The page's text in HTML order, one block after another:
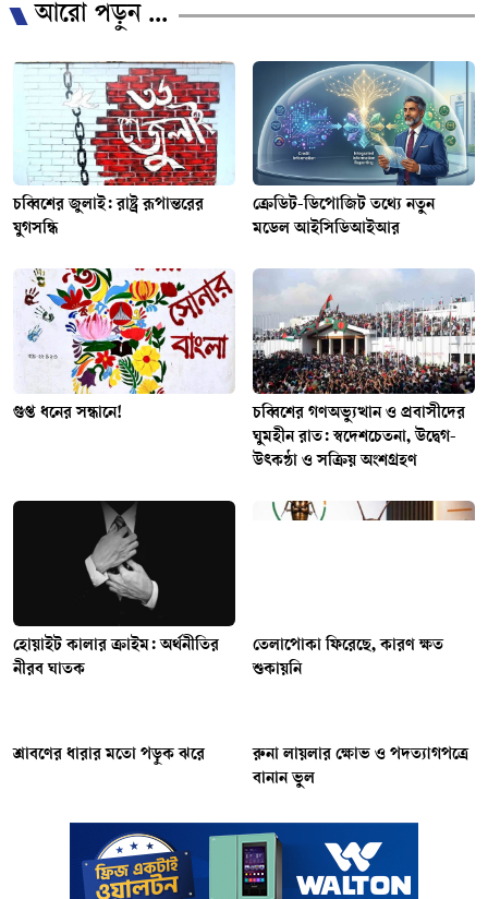
আরো পড়ুন ...
চব্বিশের জুলাই: রাষ্ট্র রূপান্তরের
যুগসন্ধি
ক্রেডিট-ডিপোজিট তথ্যে নতুন
মডেল আইসিডিআইআর
গুপ্ত ধনের সন্ধানে!
চব্বিশের গণঅভ্যুত্থান ও প্রবাসীদের
ঘুমহীন রাত: স্বদেশচেতনা, উদ্বেগ-
উৎকণ্ঠা ও সক্রিয় অংশগ্রহণ
হোয়াইট কালার ক্রাইম: অর্থনীতির
নীরব ঘাতক
তেলাপোকা ফিরেছে, কারণ ক্ষত
শুকায়নি
শ্রাবণের ধারার মতো পড়ুক ঝরে
রুনা লায়লার ক্ষোভ ও পদত্যাগপত্রে
বানান ভুল